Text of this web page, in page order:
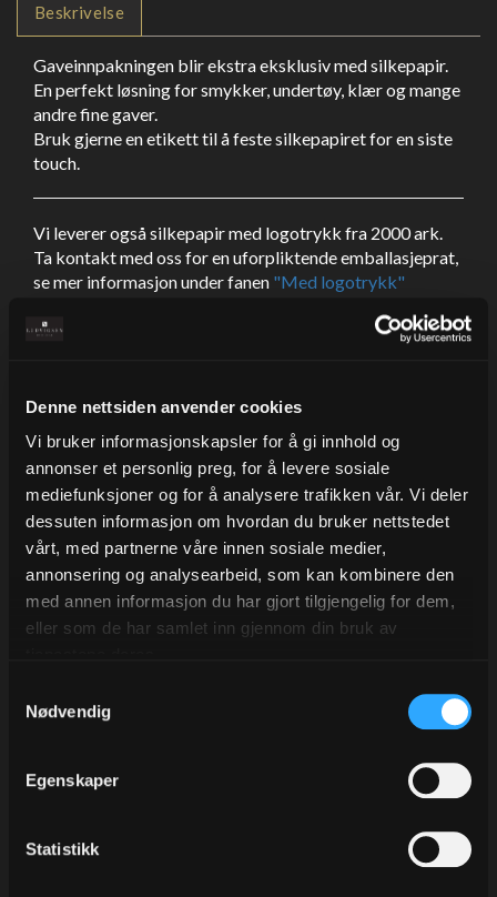
Denne nettsiden anvender cookies
Vi bruker informasjonskapsler for å gi innhold og
annonser et personlig preg, for å levere sosiale
mediefunksjoner og for å analysere trafikken vår. Vi deler
dessuten informasjon om hvordan du bruker nettstedet
vårt, med partnerne våre innen sosiale medier,
annonsering og analysearbeid, som kan kombinere den
med annen informasjon du har gjort tilgjengelig for dem,
eller som de har samlet inn gjennom din bruk av
Nødvendig
Egenskaper
Statistikk
Beskrivelse
Gaveinnpakningen blir ekstra eksklusiv med silkepapir.
En perfekt løsning for smykker, undertøy, klær og mange
andre fine gaver.
Bruk gjerne en etikett til å feste silkepapiret for en siste
touch.
Vi leverer også silkepapir med logotrykk fra 2000 ark.
Ta kontakt med oss for en uforpliktende emballasjeprat,
se mer informasjon under fanen "Med logotrykk"